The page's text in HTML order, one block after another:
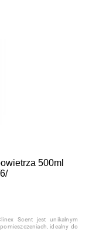
500ml
Scent jest unikalnym
idealny do